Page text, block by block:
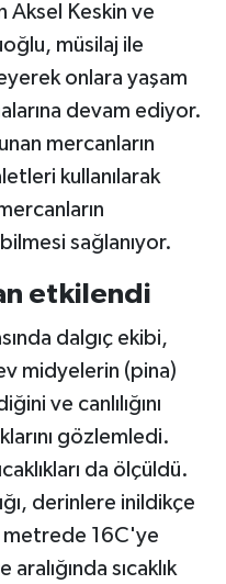
Aksel Keskin ve
müsilaj ile
onlara yaşam
devam ediyor.
mercanların
kullanılarak
sağlanıyor.
etkilendi
dalgıç ekibi,
midyelerin (pina)
ve canlılığını
gözlemledi.
da ölçüldü.
derinlere inildikçe
metrede 16C'ye
sıcaklık